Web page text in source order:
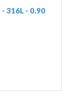
316L - 0.90